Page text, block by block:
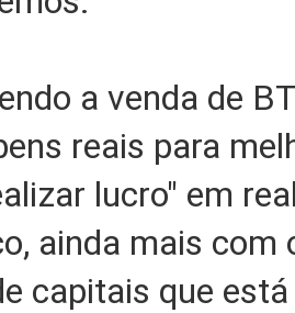
a venda de
reais para
lucro" em
ainda mais
capitais que